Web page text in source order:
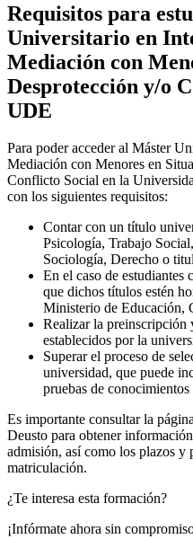
Requisitos para
Universitario en
Mediación con
Desprotección y/o
UDE
Para poder acceder al Máster
Mediación con Menores en
Conflicto Social en la
con los siguientes requisitos:
Contar con un título
Psicología, Trabajo
Sociología, Derecho o
En el caso de estudiantes
que dichos títulos estén
Ministerio de Educación,
Realizar la preinscripción
establecidos por la
Superar el proceso de
universidad, que puede
pruebas de conocimientos
Es importante consultar la
Deusto para obtener
admisión, así como los plazos
matriculación.
¿Te interesa esta formación?
¡Infórmate ahora sin